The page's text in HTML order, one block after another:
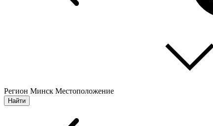
Регион Минск Местоположение